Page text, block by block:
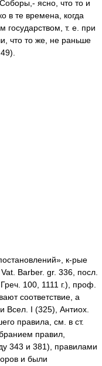
ясно, что то и
в те времена, когда
государством, т. е. при
что то же, не раньше
к-рые
Barber. gr. 336, посл.
100, 1111 г.), проф.
соответствие, а
Всел. I (325), Антиох.
правила, см. в ст.
правил,
343 и 381), правилами
и были